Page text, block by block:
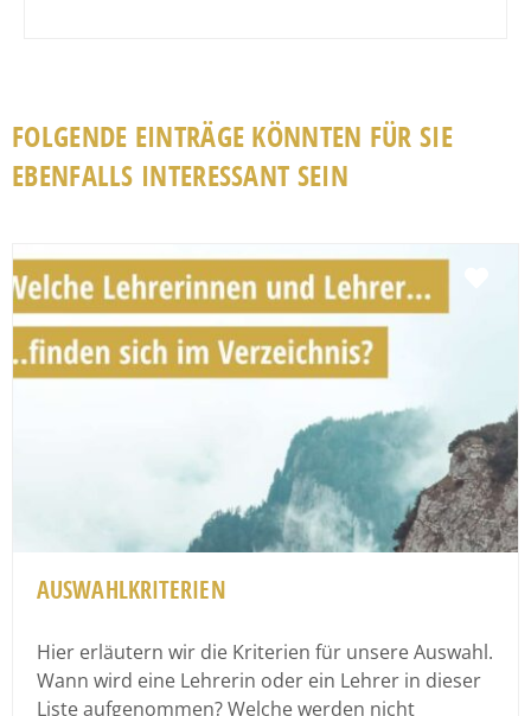
FOLGENDE EINTRÄGE KÖNNTEN FÜR SIE
EBENFALLS INTERESSANT SEIN
AUSWAHLKRITERIEN
Hier erläutern wir die Kriterien für unsere Auswahl.
Wann wird eine Lehrerin oder ein Lehrer in dieser
Liste aufgenommen? Welche werden nicht